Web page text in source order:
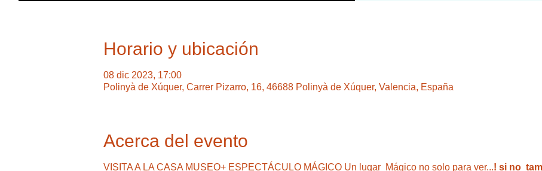
Horario y ubicación
08 dic 2023, 17:00
Polinyà de Xúquer, Carrer Pizarro, 16, 46688 Polinyà de Xúquer, Valencia, España
Acerca del evento
VISITA A LA CASA MUSEO+ ESPECTÁCULO MÁGICO Un lugar Mágico no solo para ver...! si no